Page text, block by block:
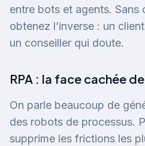
entre bots et agents. Sans
obtenez l’inverse : un
un conseiller qui doute.
RPA : la face cachée
On parle beaucoup de
des robots de processus.
supprime les frictions les